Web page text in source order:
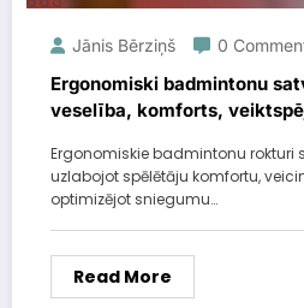
Jānis Bērziņš 0
Ergonomiski badmintonu
veselība, komforts,
Ergonomiskie badmintonu rokturi
uzlabojot spēlētāju komfortu,
optimizējot sniegumu…
Read More